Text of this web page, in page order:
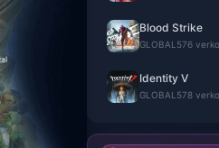
Blood Strike
GLOBAL 576
Identity V
GLOBAL 578